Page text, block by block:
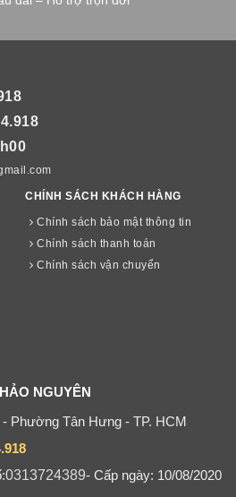
CHÍNH SÁCH KHÁCH HÀNG
Chính sách bảo mật thông tin
Chính sách thanh toán
Chính sách vận chuyển
NGUYÊN
Phường Tân Hưng - TP. HCM
0313724389- Cấp ngày: 10/08/2020